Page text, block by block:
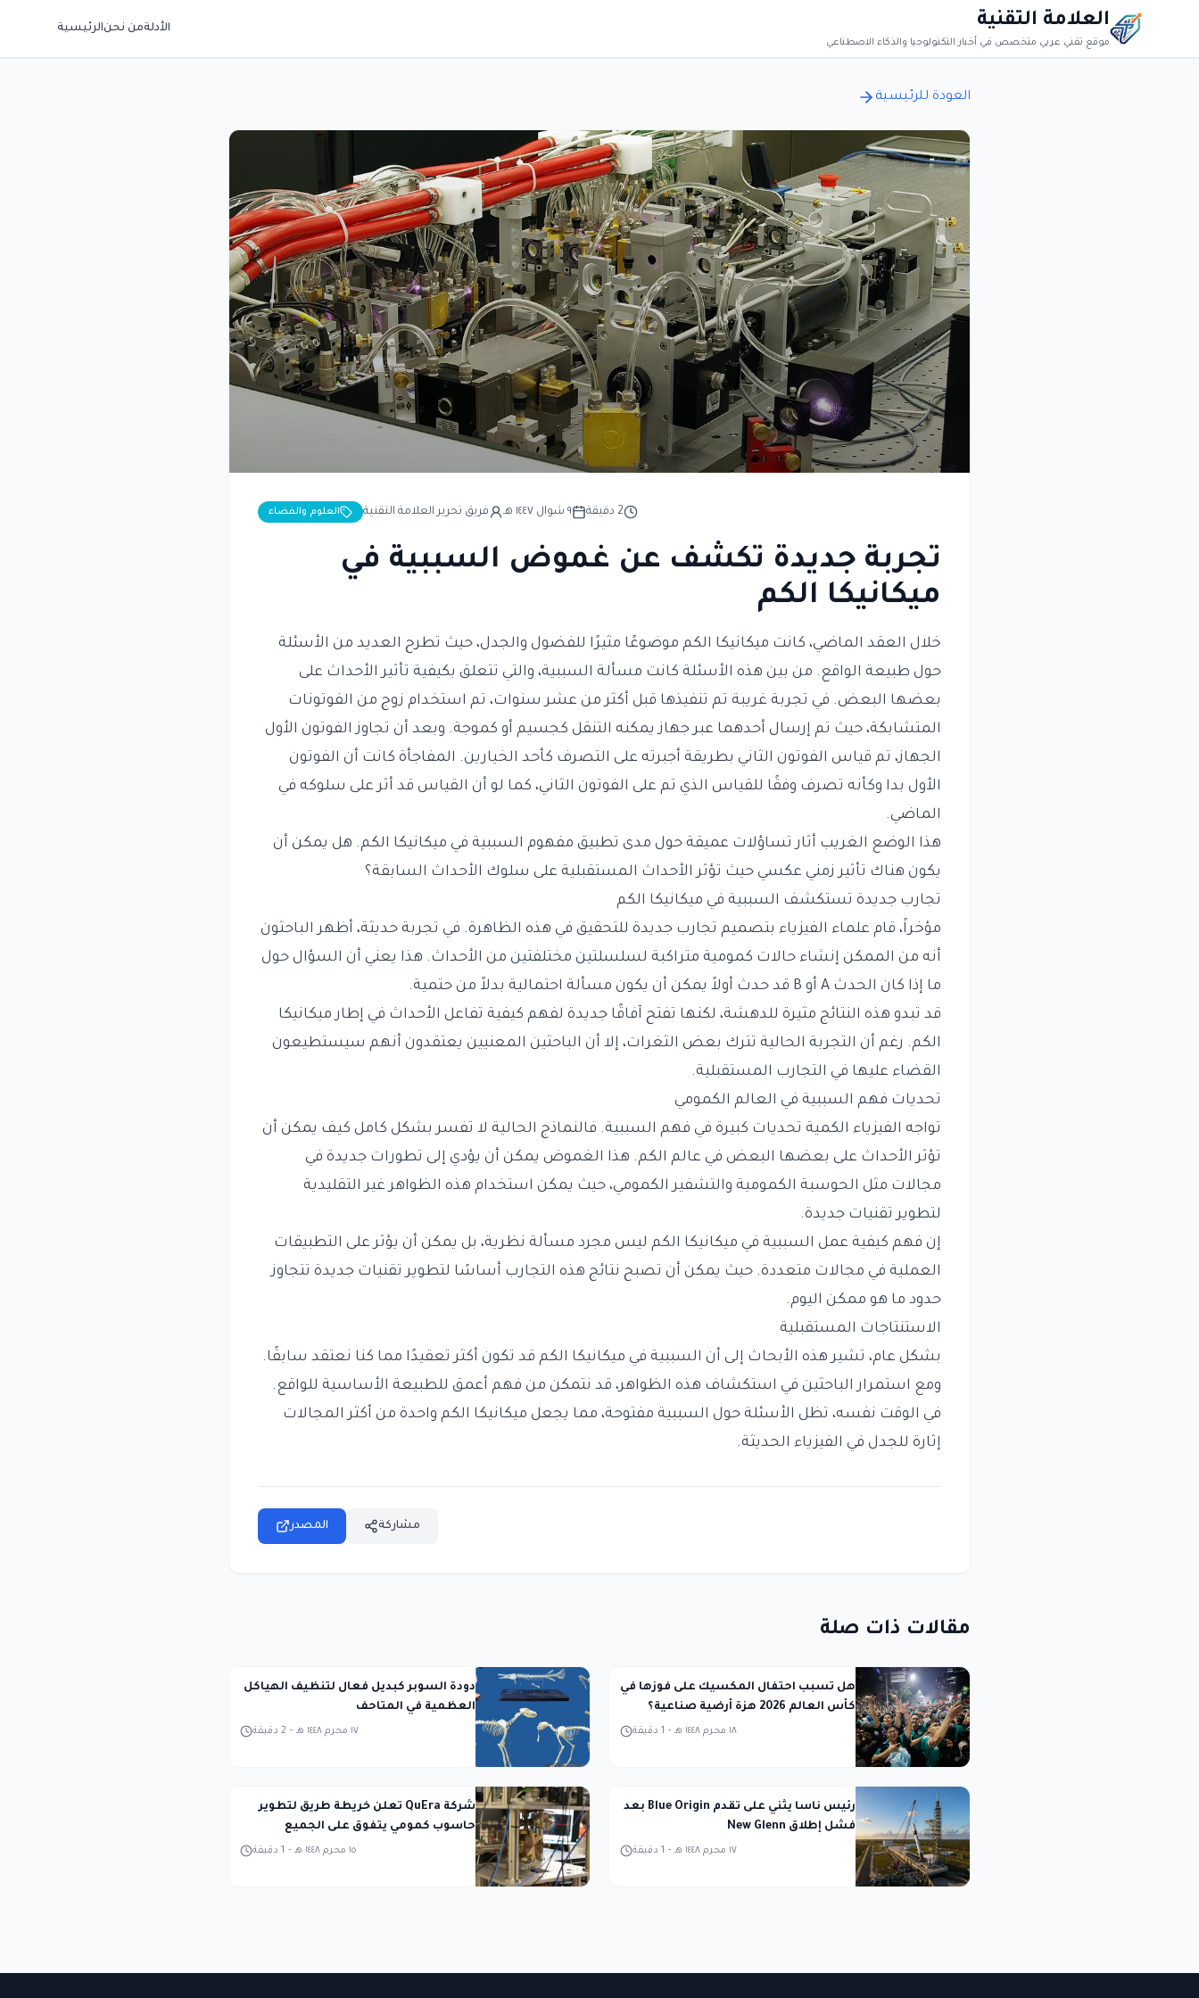
العلامة التقنية
موقع تقني عربي متخصص في أخبار التكنولوجيا والذكاء الاصطناعي
الأدلةمن نحنالرئيسية
العودة للرئيسية
العلوم والفضاء فريق تحرير العلامة التقنية ٩ شوال ١٤٤٧ هـ 2 دقيقة
تجربة جديدة تكشف عن غموض السببية في
ميكانيكا الكم
خلال العقد الماضي، كانت ميكانيكا الكم موضوعًا مثيرًا للفضول والجدل، حيث تطرح العديد من الأسئلة
حول طبيعة الواقع. من بين هذه الأسئلة كانت مسألة السببية، والتي تتعلق بكيفية تأثير الأحداث على
بعضها البعض. في تجربة غريبة تم تنفيذها قبل أكثر من عشر سنوات، تم استخدام زوج من الفوتونات
المتشابكة، حيث تم إرسال أحدهما عبر جهاز يمكنه التنقل كجسيم أو كموجة. وبعد أن تجاوز الفوتون الأول
الجهاز، تم قياس الفوتون الثاني بطريقة أجبرته على التصرف كأحد الخيارين. المفاجأة كانت أن الفوتون
الأول بدا وكأنه تصرف وفقًا للقياس الذي تم على الفوتون الثاني، كما لو أن القياس قد أثر على سلوكه في
الماضي.
هذا الوضع الغريب أثار تساؤلات عميقة حول مدى تطبيق مفهوم السببية في ميكانيكا الكم. هل يمكن أن
يكون هناك تأثير زمني عكسي حيث تؤثر الأحداث المستقبلية على سلوك الأحداث السابقة؟
تجارب جديدة تستكشف السببية في ميكانيكا الكم
مؤخراً، قام علماء الفيزياء بتصميم تجارب جديدة للتحقيق في هذه الظاهرة. في تجربة حديثة، أظهر الباحثون
أنه من الممكن إنشاء حالات كمومية متراكبة لسلسلتين مختلفتين من الأحداث. هذا يعني أن السؤال حول
ما إذا كان الحدث A أو B قد حدث أولاً يمكن أن يكون مسألة احتمالية بدلاً من حتمية.
قد تبدو هذه النتائج مثيرة للدهشة، لكنها تفتح آفاقًا جديدة لفهم كيفية تفاعل الأحداث في إطار ميكانيكا
الكم. رغم أن التجربة الحالية تترك بعض الثغرات، إلا أن الباحثين المعنيين يعتقدون أنهم سيستطيعون
القضاء عليها في التجارب المستقبلية.
تحديات فهم السببية في العالم الكمومي
تواجه الفيزياء الكمية تحديات كبيرة في فهم السببية. فالنماذج الحالية لا تفسر بشكل كامل كيف يمكن أن
تؤثر الأحداث على بعضها البعض في عالم الكم. هذا الغموض يمكن أن يؤدي إلى تطورات جديدة في
مجالات مثل الحوسبة الكمومية والتشفير الكمومي، حيث يمكن استخدام هذه الظواهر غير التقليدية
لتطوير تقنيات جديدة.
إن فهم كيفية عمل السببية في ميكانيكا الكم ليس مجرد مسألة نظرية، بل يمكن أن يؤثر على التطبيقات
العملية في مجالات متعددة. حيث يمكن أن تصبح نتائج هذه التجارب أساسًا لتطوير تقنيات جديدة تتجاوز
حدود ما هو ممكن اليوم.
الاستنتاجات المستقبلية
بشكل عام، تشير هذه الأبحاث إلى أن السببية في ميكانيكا الكم قد تكون أكثر تعقيدًا مما كنا نعتقد سابقًا.
ومع استمرار الباحثين في استكشاف هذه الظواهر، قد نتمكن من فهم أعمق للطبيعة الأساسية للواقع.
في الوقت نفسه، تظل الأسئلة حول السببية مفتوحة، مما يجعل ميكانيكا الكم واحدة من أكثر المجالات
إثارة للجدل في الفيزياء الحديثة.
المصدر مشاركة
مقالات ذات صلة
هل تسبب احتفال المكسيك على فوزها في
كأس العالم 2026 هزة أرضية صناعية؟
1 دقيقة - ١٨ محرم ١٤٤٨ هـ
دودة السوبر كبديل فعال لتنظيف الهياكل
العظمية في المتاحف
2 دقيقة - ١٧ محرم ١٤٤٨ هـ
رئيس ناسا يثني على تقدم Blue Origin بعد
فشل إطلاق New Glenn
1 دقيقة - ١٧ محرم ١٤٤٨ هـ
شركة QuEra تعلن خريطة طريق لتطوير
حاسوب كمومي يتفوق على الجميع
1 دقيقة - ١٥ محرم ١٤٤٨ هـ